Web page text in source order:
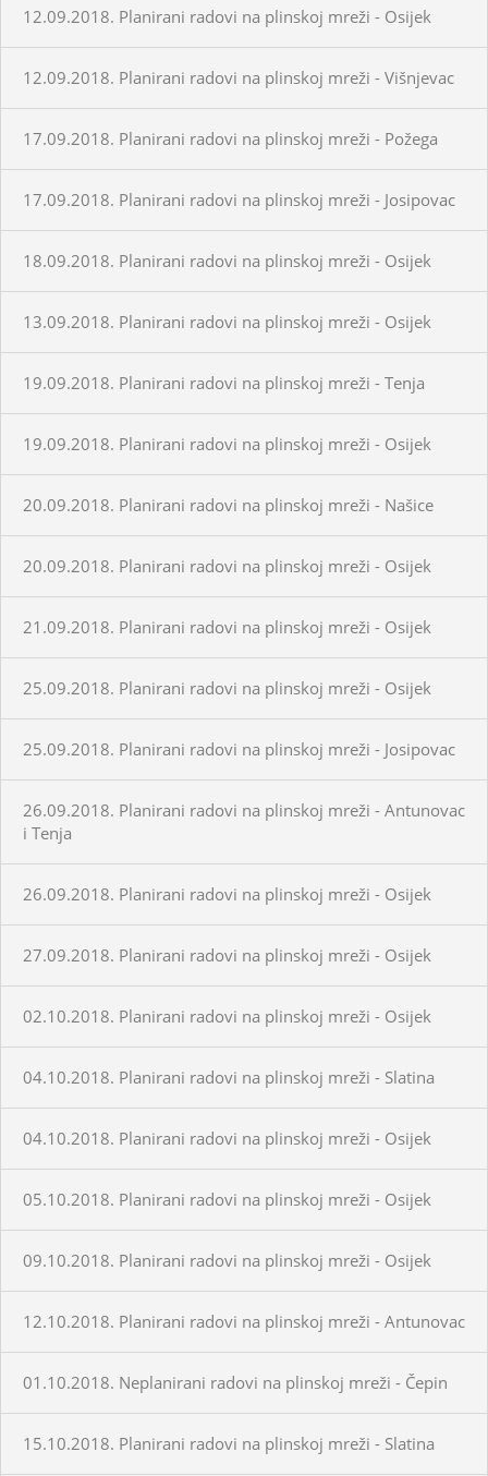
12.09.2018. Planirani radovi na plinskoj mreži - Osijek
12.09.2018. Planirani radovi na plinskoj mreži - Višnjevac
17.09.2018. Planirani radovi na plinskoj mreži - Požega
17.09.2018. Planirani radovi na plinskoj mreži - Josipovac
18.09.2018. Planirani radovi na plinskoj mreži - Osijek
13.09.2018. Planirani radovi na plinskoj mreži - Osijek
19.09.2018. Planirani radovi na plinskoj mreži - Tenja
19.09.2018. Planirani radovi na plinskoj mreži - Osijek
20.09.2018. Planirani radovi na plinskoj mreži - Našice
20.09.2018. Planirani radovi na plinskoj mreži - Osijek
21.09.2018. Planirani radovi na plinskoj mreži - Osijek
25.09.2018. Planirani radovi na plinskoj mreži - Osijek
25.09.2018. Planirani radovi na plinskoj mreži - Josipovac
26.09.2018. Planirani radovi na plinskoj mreži - Antunovac
i Tenja
26.09.2018. Planirani radovi na plinskoj mreži - Osijek
27.09.2018. Planirani radovi na plinskoj mreži - Osijek
02.10.2018. Planirani radovi na plinskoj mreži - Osijek
04.10.2018. Planirani radovi na plinskoj mreži - Slatina
04.10.2018. Planirani radovi na plinskoj mreži - Osijek
05.10.2018. Planirani radovi na plinskoj mreži - Osijek
09.10.2018. Planirani radovi na plinskoj mreži - Osijek
12.10.2018. Planirani radovi na plinskoj mreži - Antunovac
01.10.2018. Neplanirani radovi na plinskoj mreži - Čepin
15.10.2018. Planirani radovi na plinskoj mreži - Slatina